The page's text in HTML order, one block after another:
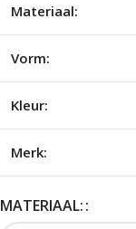
Materiaal:
Vorm:
Kleur:
Merk:
MATERIAAL: